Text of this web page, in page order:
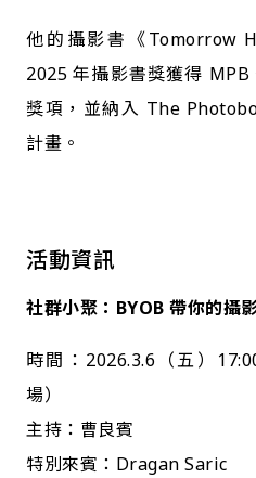
他的攝影書《Tomorrow
2025 年攝影書獎獲得
獎項，並納入 The
計畫。
活動資訊
社群小聚：BYOB 帶你的攝
時間：2026.3.6（五）
場）
主持：曹良賓
特別來賓：Dragan Saric